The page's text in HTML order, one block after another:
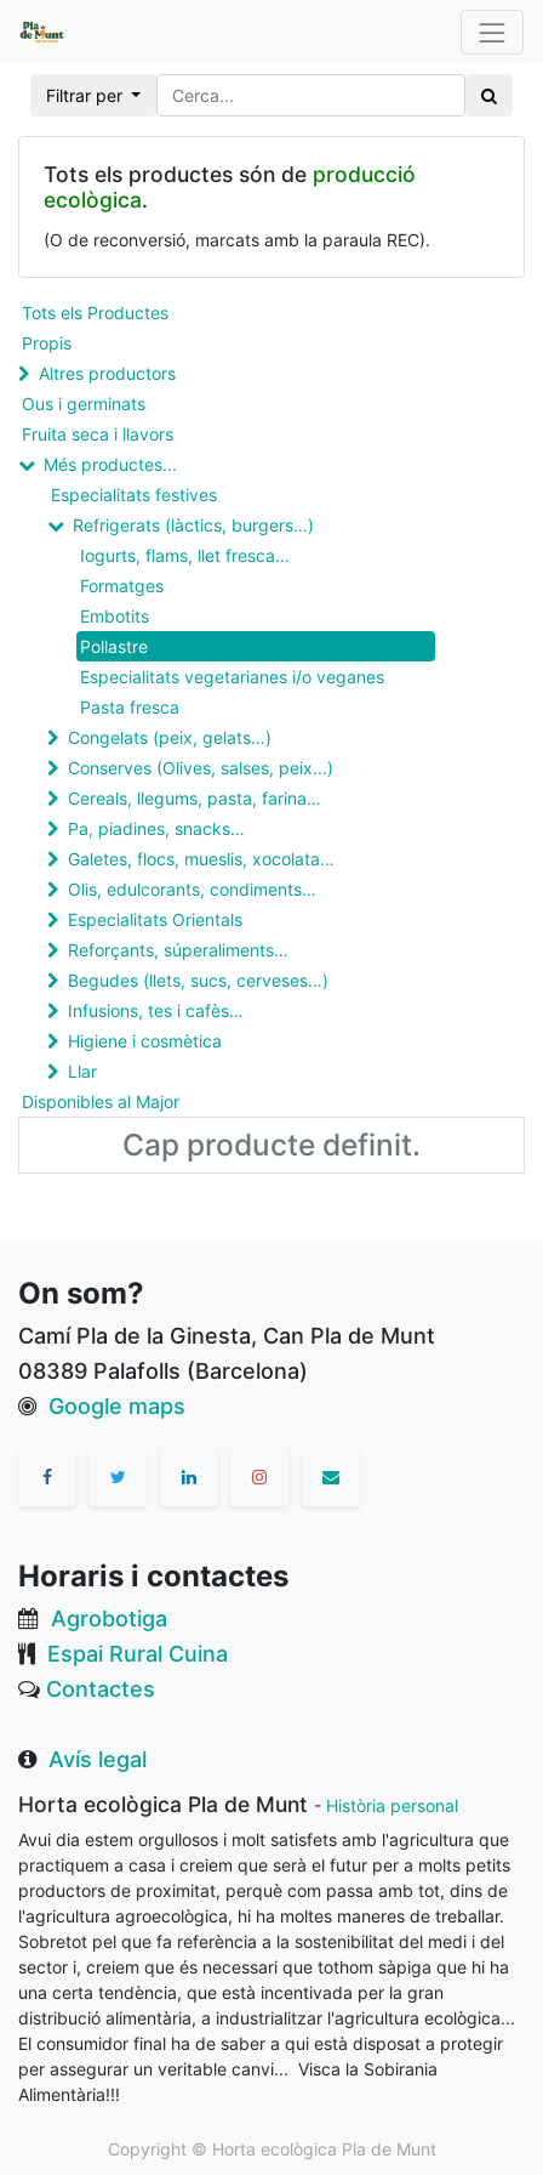
Filtrar per
Tots els productes són de producció
ecològica.
(O de reconversió, marcats amb la paraula REC).
Tots els Productes
Propis
Altres productors
Ous i germinats
Fruita seca i llavors
Més productes...
Especialitats festives
Refrigerats (làctics, burgers…)
Iogurts, flams, llet fresca…
Formatges
Embotits
Pollastre
Especialitats vegetarianes i/o veganes
Pasta fresca
Congelats (peix, gelats…)
Conserves (Olives, salses, peix...)
Cereals, llegums, pasta, farina…
Pa, piadines, snacks…
Galetes, flocs, mueslis, xocolata…
Olis, edulcorants, condiments…
Especialitats Orientals
Reforçants, súperaliments…
Begudes (llets, sucs, cerveses…)
Infusions, tes i cafès…
Higiene i cosmètica
Llar
Disponibles al Major
Cap producte definit.
On som?
Camí Pla de la Ginesta, Can Pla de Munt
08389 Palafolls (Barcelona)
Google maps
Horaris i contactes
Agrobotiga
Espai Rural Cuina
Contactes
Avís legal
Horta ecològica Pla de Munt - Història personal
Avui dia estem orgullosos i molt satisfets amb l'agricultura que
practiquem a casa i creiem que serà el futur per a molts petits
productors de proximitat, perquè com passa amb tot, dins de
l'agricultura agroecològica, hi ha moltes maneres de treballar.
Sobretot pel que fa referència a la sostenibilitat del medi i del
sector i, creiem que és necessari que tothom sàpiga que hi ha
una certa tendència, que està incentivada per la gran
distribució alimentària, a industrialitzar l'agricultura ecològica...
El consumidor final ha de saber a qui està disposat a protegir
per assegurar un veritable canvi... Visca la Sobirania
Alimentària!!!
Copyright © Horta ecològica Pla de Munt